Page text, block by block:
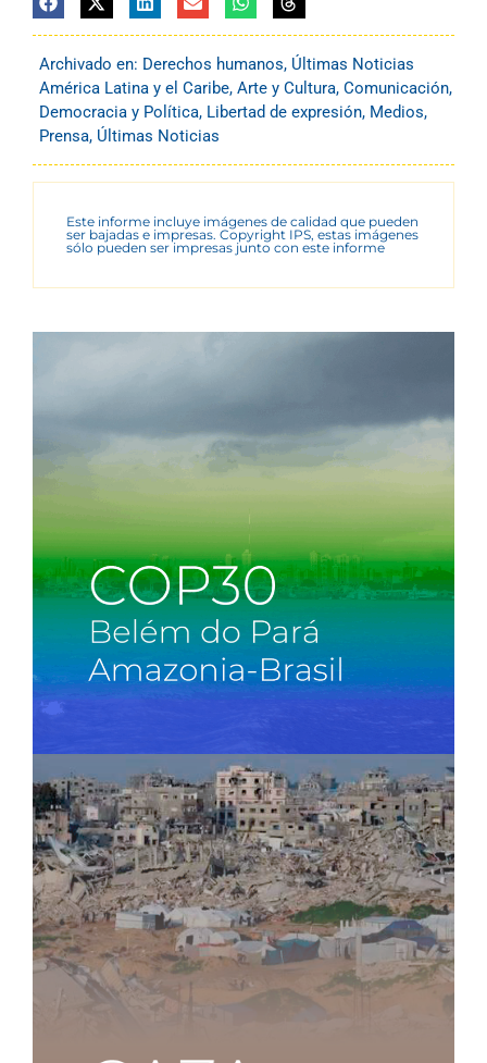
Archivado en: Derechos humanos, Últimas Noticias
América Latina y el Caribe, Arte y Cultura, Comunicación,
Democracia y Política, Libertad de expresión, Medios,
Prensa, Últimas Noticias
Este informe incluye imágenes de calidad que pueden
ser bajadas e impresas. Copyright IPS, estas imágenes
sólo pueden ser impresas junto con este informe